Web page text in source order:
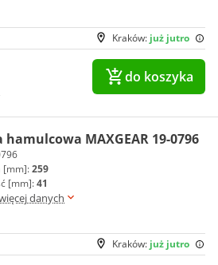
Kraków: już jutro
do koszyka
hamulcowa MAXGEAR 19-0796
[mm]:259
[mm]:41
danych
Kraków: już jutro